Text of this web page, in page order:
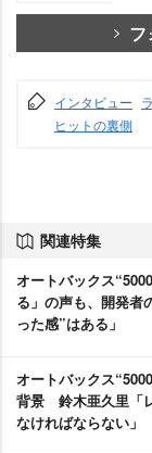
フ
インタビュー
ヒットの裏側
関連特集
オートバックス
る」の声も、開発者
った感”はある」
オートバックス
背景 鈴木亜久里「
なければならない」